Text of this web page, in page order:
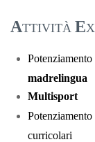
ATTIVITÀ E
Potenziamento
madrelingua
Multisport
curricolari